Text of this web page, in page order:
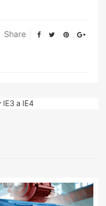
Share
a IE4